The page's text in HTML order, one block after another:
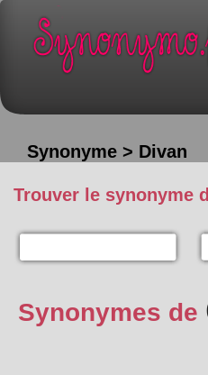
Synonyme > Divan
Trouver le synonyme
Synonymes de